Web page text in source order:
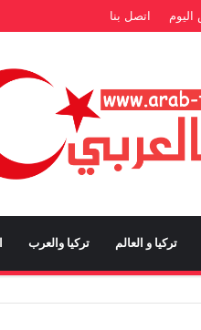
اتصل بنا
تركيا و العالم تركيا والعرب